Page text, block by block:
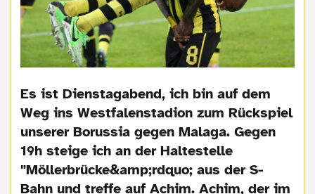
Es ist Dienstagabend, ich bin auf dem
Weg ins Westfalenstadion zum Rückspiel
unserer Borussia gegen Malaga. Gegen
19h steige ich an der Haltestelle
"Möllerbrücke&amp;rdquo; aus der S-
Bahn und treffe auf Achim. Achim, der im